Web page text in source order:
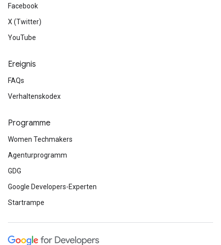
Facebook
X (Twitter)
YouTube
Ereignis
FAQs
Verhaltenskodex
Programme
Women Techmakers
Agenturprogramm
GDG
Google Developers-Experten
Startrampe